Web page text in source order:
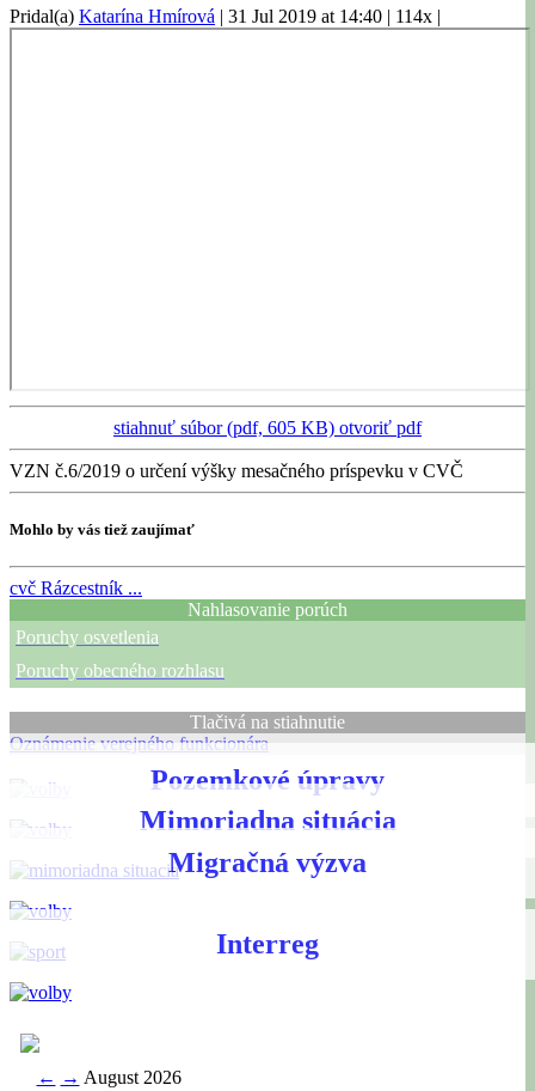
Pridal(a) Katarína Hmírová | 31 Jul 2019 at 14:40 | 114x |
stiahnuť súbor (pdf, 605 KB) otvoriť pdf
VZN č.6/2019 o určení výšky mesačného príspevku v CVČ
Mohlo by vás tiež zaujímať
cvč Rázcestník ...
Nahlasovanie porúch
Poruchy osvetlenia
Poruchy obecného rozhlasu
Tlačivá na stiahnutie
Oznámenie verejného funkcionára
Pozemkové úpravy
Mimoriadna situácia
Migračná výzva
Interreg
← → August 2026